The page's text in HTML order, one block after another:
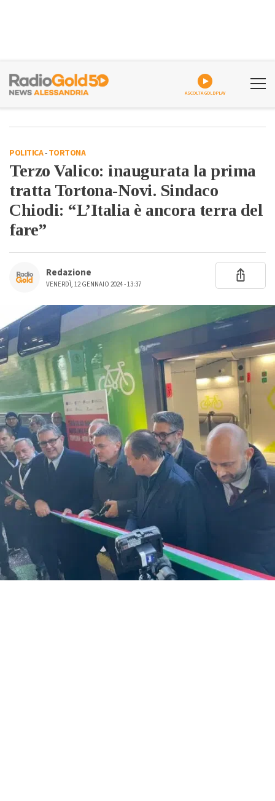
ASCOLTA GOLDPLAY
POLITICA-TORTONA
Terzo Valico: inaugurata la prima
tratta Tortona-Novi. Sindaco
Chiodi: “L’Italia è ancora terra del
fare”
Redazione
VENERDÌ, 12 GENNAIO 2024 - 13:37